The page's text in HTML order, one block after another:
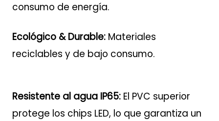
consumo de energía.
Ecológico & Durable: Materiales
reciclables y de bajo consumo.
Resistente al agua IP65: El PVC superior
protege los chips LED, lo que garantiza un